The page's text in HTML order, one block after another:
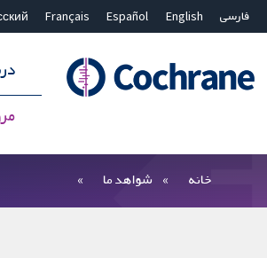
فارسی English
Español
Français
بستن جستجو ✖
خانه شواهد ما